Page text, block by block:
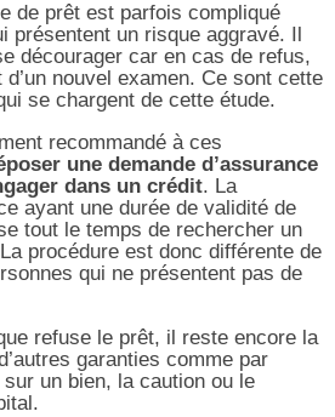
de prêt est parfois compliqué
présentent un risque aggravé. Il
décourager car en cas de refus,
d’un nouvel examen. Ce sont cette
se chargent de cette étude.
recommandé à ces
une demande d’assurance
dans un crédit. La
ayant une durée de validité de
tout le temps de rechercher un
procédure est donc différente de
qui ne présentent pas de
refuse le prêt, il reste encore la
garanties comme par
sur un bien, la caution ou le